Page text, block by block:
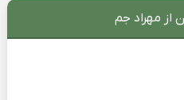
از مهراد جم